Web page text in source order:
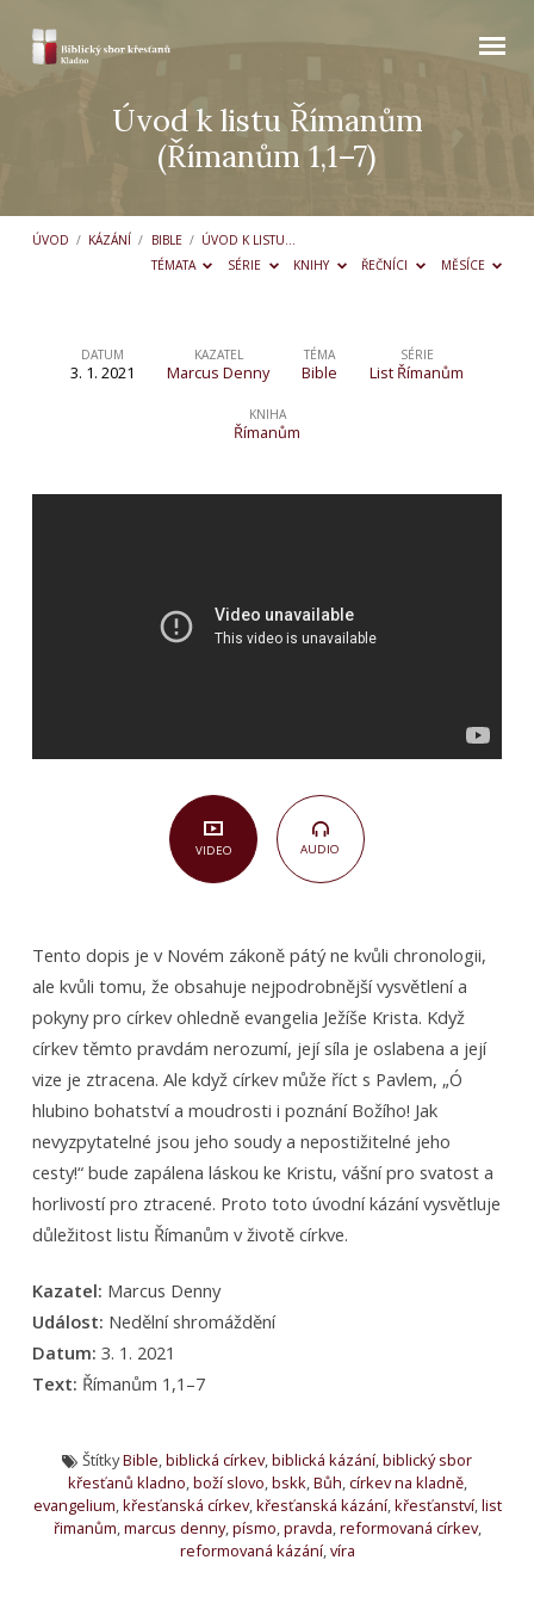
Úvod k listu Římanům
(Římanům 1,1–7)
ÚVOD / KÁZÁNÍ / BIBLE / ÚVOD K LISTU…
TÉMATA
SÉRIE KNIHY ŘEČNÍCI MĚSÍCE
Úvod
(Římanům
DATUM
3. 1. 2021
KAZATEL
Marcus Denny
TÉMA
Bible
SÉRIE
List Římanům
KNIHA
Římanům
VIDEO AUDIO
Tento dopis je v Novém zákoně pátý ne kvůli chronologii,
ale kvůli tomu, že obsahuje nejpodrobnější vysvětlení a
pokyny pro církev ohledně evangelia Ježíše Krista. Když
církev těmto pravdám nerozumí, její síla je oslabena a její
vize je ztracena. Ale když církev může říct s Pavlem, „Ó
hlubino bohatství a moudrosti i poznání Božího! Jak
nevyzpytatelné jsou jeho soudy a nepostižitelné jeho
cesty!“ bude zapálena láskou ke Kristu, vášní pro svatost a
horlivostí pro ztracené. Proto toto úvodní kázání vysvětluje
důležitost listu Římanům v životě církve.
Kazatel: Marcus Denny
Událost: Nedělní shromáždění
Datum: 3. 1. 2021
Text: Římanům 1,1–7
ŠtítkyBible,biblická církev,biblická kázání,biblický sbor
křesťanů kladno,boží slovo,bskk,Bůh,církev na kladně,
evangelium,křesťanská církev,křesťanská kázání,křesťanství,list
řimanům,marcus denny,písmo,pravda,reformovaná církev,
reformovaná kázání,víra